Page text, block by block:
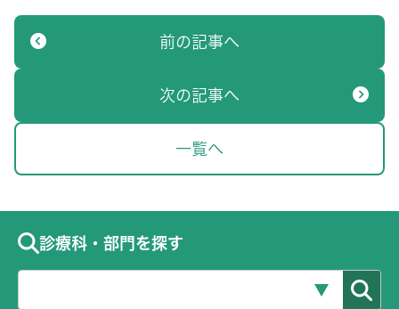
前の記事へ
一覧へ
次の記事へ
診療科・部門を探す